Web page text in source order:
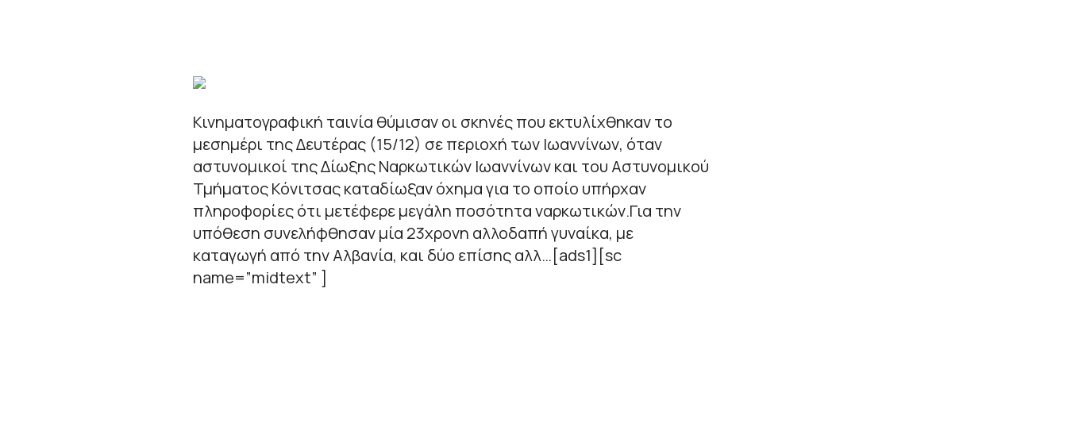
Κινηματογραφική ταινία θύμισαν οι σκηνές που εκτυλίχθηκαν το
μεσημέρι της Δευτέρας (15/12) σε περιοχή των Ιωαννίνων, όταν
αστυνομικοί της Δίωξης Ναρκωτικών Ιωαννίνων και του Αστυνομικού
Τμήματος Κόνιτσας καταδίωξαν όχημα για το οποίο υπήρχαν
πληροφορίες ότι μετέφερε μεγάλη ποσότητα ναρκωτικών.Για την
υπόθεση συνελήφθησαν μία 23χρονη αλλοδαπή γυναίκα, με
καταγωγή από την Αλβανία, και δύο επίσης αλλ…[ads1][sc
name=”midtext” ]